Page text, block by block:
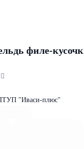
филе-
"Иваси-плюс"